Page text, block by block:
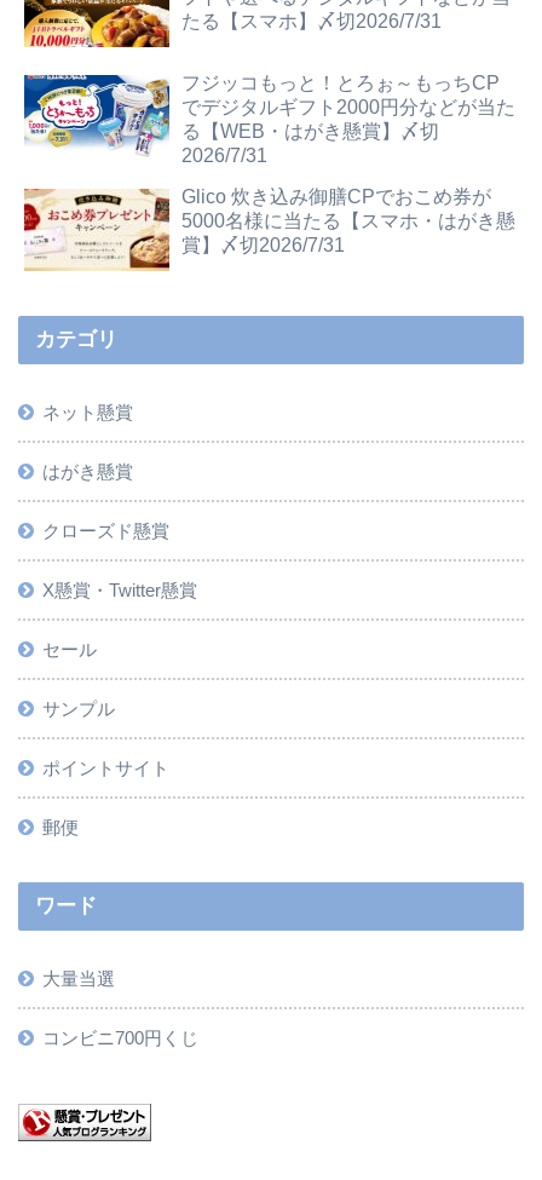
たる【スマホ】〆切2026/7/31
フジッコもっと！とろぉ～もっちCP
でデジタルギフト2000円分などが当た
る【WEB・はがき懸賞】〆切
2026/7/31
Glico 炊き込み御膳CPでおこめ券が
5000名様に当たる【スマホ・はがき懸
賞】〆切2026/7/31
カテゴリ
ネット懸賞
はがき懸賞
クローズド懸賞
X懸賞・Twitter懸賞
セール
サンプル
ポイントサイト
郵便
ワード
大量当選
コンビニ700円くじ